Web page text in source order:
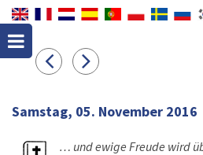
Samstag, 05. November 2016
… und ewige Freude wird